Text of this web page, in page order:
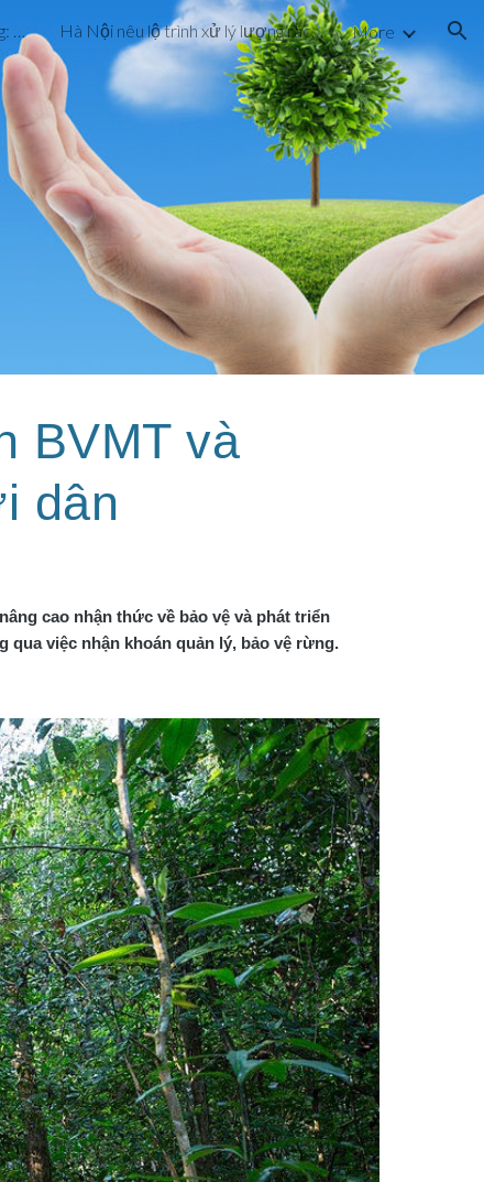
Dự án cấp nước hơn 72 tỷ đồng: Vừa vận hành, vừa khắc phục sự cố Hà Nội nêu lộ trình xử lý lượng rác chôn ở bãi Nam Sơn More
BVMT và
dân
cao nhận thức về bảo vệ và phát triển
việc nhận khoán quản lý, bảo vệ rừng.